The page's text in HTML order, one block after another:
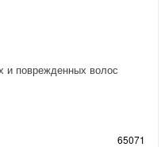
и поврежденных волос
65071